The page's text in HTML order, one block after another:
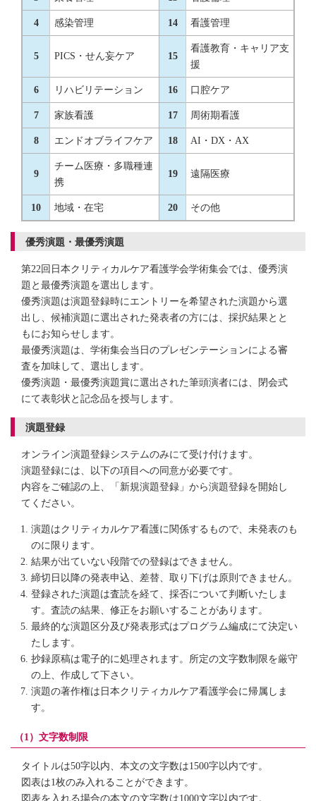
4 感染管理 14 看護管理
5 PICS・せん妄ケア 15
看護教育・キャリア支
援
6 リハビリテーション 16 口腔ケア
7 家族看護 17 周術期看護
8 エンドオブライフケア 18 AI・DX・AX
9
チーム医療・多職種連
携
19 遠隔医療
10 地域・在宅 20 その他
優秀演題・最優秀演題
第22回日本クリティカルケア看護学会学術集会では、優秀演
題と最優秀演題を選出します。
優秀演題は演題登録時にエントリーを希望された演題から選
出し、候補演題に選出された発表者の方には、採択結果とと
もにお知らせします。
最優秀演題は、学術集会当日のプレゼンテーションによる審
査を加味して、選出します。
優秀演題・最優秀演題賞に選出された筆頭演者には、閉会式
にて表彰状と記念品を授与します。
演題登録
オンライン演題登録システムのみにて受け付けます。
演題登録には、以下の項目への同意が必要です。
内容をご確認の上、「新規演題登録」から演題登録を開始し
てください。
演題はクリティカルケア看護に関係するもので、未発表のも
のに限ります。
結果が出ていない段階での登録はできません。
締切日以降の発表申込、差替、取り下げは原則できません。
登録された演題は査読を経て、採否について判断いたしま
す。査読の結果、修正をお願いすることがあります。
最終的な演題区分及び発表形式はプログラム編成にて決定い
たします。
抄録原稿は電子的に処理されます。所定の文字数制限を厳守
の上、作成して下さい。
演題の著作権は日本クリティカルケア看護学会に帰属しま
す。
（1）文字数制限
タイトルは50字以内、本文の文字数は1500字以内です。
図表は1枚のみ入れることができます。
図表を入れる場合の本文の文字数は1000文字以内です。